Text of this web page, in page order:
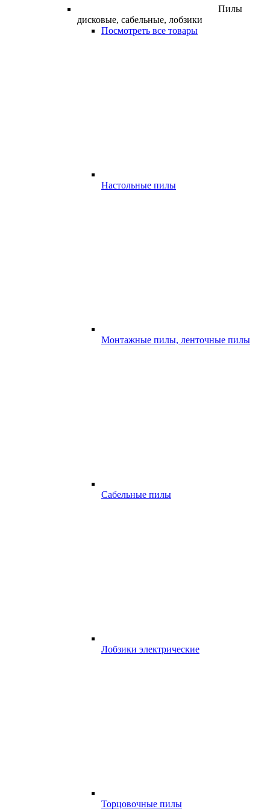
Пилы
дисковые, сабельные, лобзики
Посмотреть все товары
Настольные пилы
Монтажные пилы, ленточные пилы
Сабельные пилы
Лобзики электрические
Торцовочные пилы